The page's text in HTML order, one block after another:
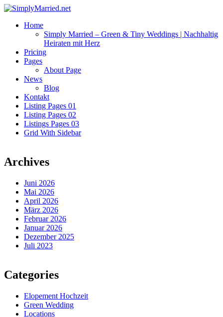
Home
Simply Married – Green & Tiny Weddings | Nachhaltig
Heiraten mit Herz
Pricing
Pages
About Page
News
Blog
Kontakt
Listing Pages 01
Listing Pages 02
Listings Pages 03
Grid With Sidebar
Archives
Juni 2026
Mai 2026
April 2026
März 2026
Februar 2026
Januar 2026
Dezember 2025
Juli 2023
Categories
Elopement Hochzeit
Green Wedding
Locations